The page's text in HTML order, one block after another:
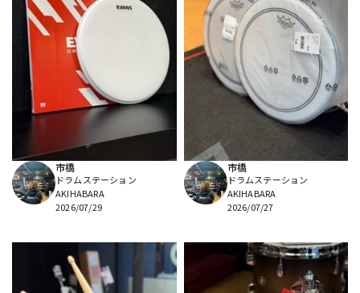
市橋
ドラムステーション
AKIHABARA
2026/07/29
市橋
ドラムステーション
AKIHABARA
2026/07/27